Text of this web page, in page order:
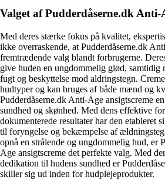
Valget af Pudderdåserne.dk Anti-
Med deres stærke fokus på kvalitet,
ikke overraskende, at Pudderdåserne.dk
fremtrædende valg blandt forbrugerne.
give huden en ungdommelig glød, samtidig
fugt og beskyttelse mod aldringstegn.
hudtyper og kan bruges af både mænd og
Pudderdåserne.dk Anti-Age ansigtscreme
sundhed og skønhed. Med dens effektive
dokumenterede resultater har den etableret
til foryngelse og bekæmpelse af
opnå en strålende og ungdommelig hud, er
Age ansigtscreme det perfekte valg. Med
dedikation til hudens sundhed er
skiller sig ud inden for hudplejeprodukter.